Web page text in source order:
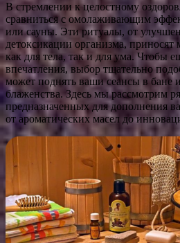
В стремлении к целостному
сравниться с омолаживающим
или сауны. Эти ритуалы, от
детоксикации организма,
как для тела, так и для ума. Чтобы
впечатления, выбор тщательно
может поднять ваши сеансы в бане
блаженства. Здесь мы рассмотрим
предназначенных для дополнения
от ароматических масел до